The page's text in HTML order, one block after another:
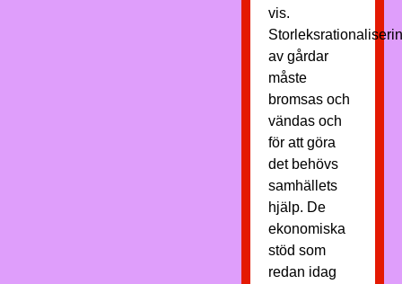
vis.
av gårdar
måste
bromsas och
vändas och
för att göra
det behövs
samhällets
hjälp. De
ekonomiska
stöd som
redan idag